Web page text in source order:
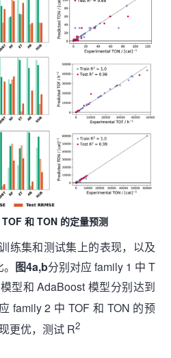
和 TON 的定量预测
练集和测试集上的表现，以及
图4a,b分别对应 family 1 中 T
型和 AdaBoost 模型分别达到
family 2 中 TOF 和 TON 的预
更优，测试 R2